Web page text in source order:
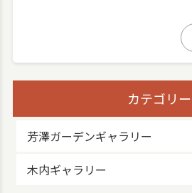
カテゴリー
芳澤ガーデンギャラリー
木内ギャラリー